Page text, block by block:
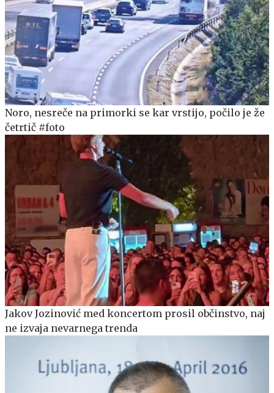
Noro, nesreče na primorki se kar vrstijo, počilo je že
četrtič #foto
Jakov Jozinović med koncertom prosil občinstvo, naj
ne izvaja nevarnega trenda